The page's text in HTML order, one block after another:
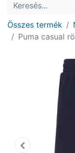
Összes termék
Puma casual